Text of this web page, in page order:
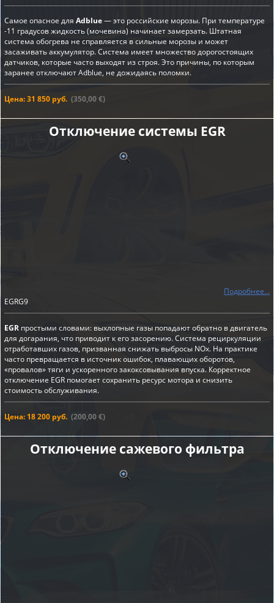
Самое опасное для Adblue— это российские морозы. При температуре
-11 градусов жидкость (мочевина) начинает замерзать. Штатная
система обогрева не справляется в сильные морозы и может
засаживать аккумулятор. Система имеет множество дорогостоящих
датчиков, которые часто выходят из строя. Это причины, по которым
заранее отключают Adblue, не дожидаясь поломки.
Цена: 31 850 руб. (350,00 €)
Отключение системы EGR
Подробнее...
EGRG9
EGR простыми словами: выхлопные газы попадают обратно в двигатель
для догарания, что приводит к его засорению. Система рециркуляции
отработавших газов, призванная снижать выбросы NOx. На практике
часто превращается в источник ошибок, плавающих оборотов,
«провалов» тяги и ускоренного закоксовывания впуска. Корректное
отключение EGR помогает сохранить ресурс мотора и снизить
стоимость обслуживания.
Цена: 18 200 руб. (200,00 €)
Отключение сажевого фильтра